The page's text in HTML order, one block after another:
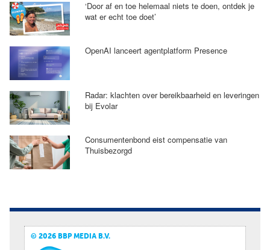
‘Door af en toe helemaal niets te doen, ontdek je
wat er echt toe doet’
OpenAI lanceert agentplatform Presence
Radar: klachten over bereikbaarheid en leveringen
bij Evolar
Consumentenbond eist compensatie van
Thuisbezorgd
© 2026 BBP MEDIA B.V.